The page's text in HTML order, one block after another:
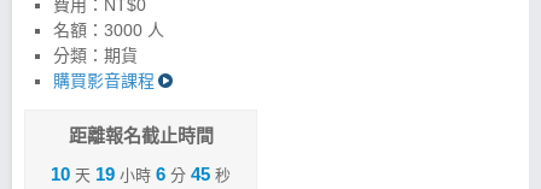
費用：NT$0
名額：3000 人
分類：期貨
購買影音課程
距離報名截止時間
10 天 19 小時 6 分 44 秒